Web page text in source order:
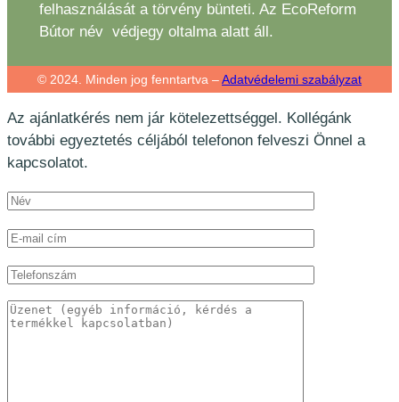
felhasználását a törvény bünteti. Az EcoReform
Bútor név védjegy oltalma alatt áll.
© 2024. Minden jog fenntartva –Adatvédelemi szabályzat
Az ajánlatkérés nem jár kötelezettséggel. Kollégánk
további egyeztetés céljából telefonon felveszi Önnel a
kapcsolatot.